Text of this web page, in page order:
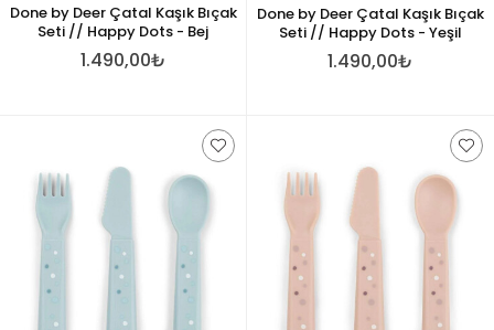
Done by Deer Çatal Kaşık Bıçak
Seti // Happy Dots - Bej
1.490,00₺
Done by Deer Çatal Kaşık Bıçak
Seti // Happy Dots - Yeşil
1.490,00₺